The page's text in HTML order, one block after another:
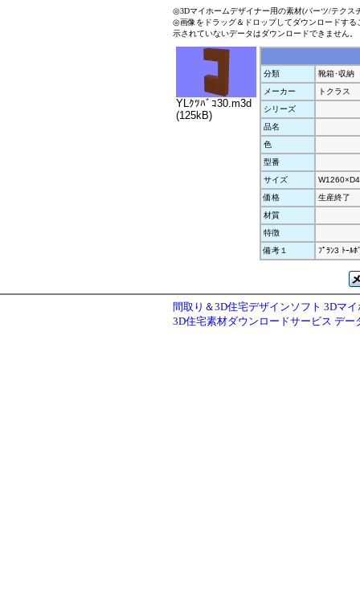
◎3Dマイホームデザイナー用の素材(パーツ/テクス
◎画像をドラッグ＆ドロップしてダウンロードす
示されていないデータはダウンロードできません。
YLｸﾂﾊﾞｺ30.m3d
(125kB)
分類
靴箱･収納
メーカー
トクラス
シリーズ
品名
色
型番
サイズ
価格
生産終了
材質
特徴
備考１
ﾌﾟﾗﾝ3 ﾄｰﾙﾎ
間取り＆3D住宅デザインソフト 3Dマ
3D住宅素材ダウンロードサービス デー